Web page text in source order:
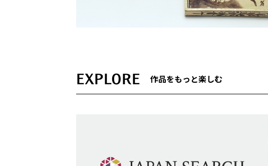
EXPLORE 作品をもっと楽しむ